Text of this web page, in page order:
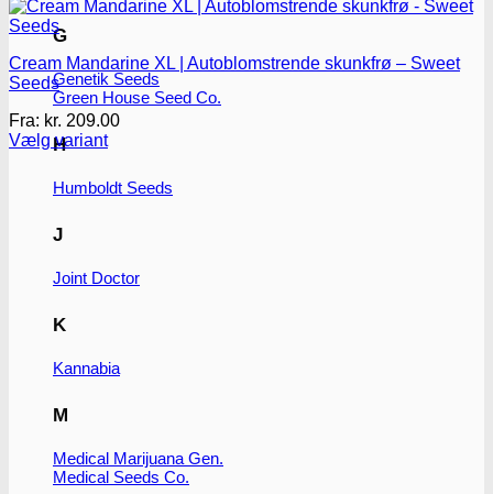
G
Genetik Seeds
Green House Seed Co.
H
Humboldt Seeds
J
Joint Doctor
K
Kannabia
M
Medical Marijuana Gen.
Medical Seeds Co.
Cream Mandarine XL | Autoblomstrende skunkfrø – Sweet
Seeds
Fra: kr. 209.00
Vælg variant
varianter.
varesiden